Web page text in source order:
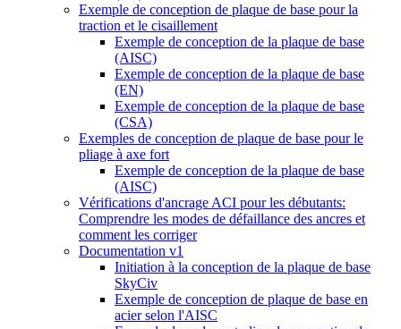
Exemple de conception de plaque de base pour la
traction et le cisaillement
Exemple de conception de la plaque de base
(AISC)
Exemple de conception de la plaque de base
(EN)
Exemple de conception de la plaque de base
(CSA)
Exemples de conception de plaque de base pour le
pliage à axe fort
Exemple de conception de la plaque de base
(AISC)
Vérifications d'ancrage ACI pour les débutants:
Comprendre les modes de défaillance des ancres et
comment les corriger
Documentation v1
Initiation à la conception de la plaque de base
SkyCiv
Exemple de conception de plaque de base en
acier selon l'AISC